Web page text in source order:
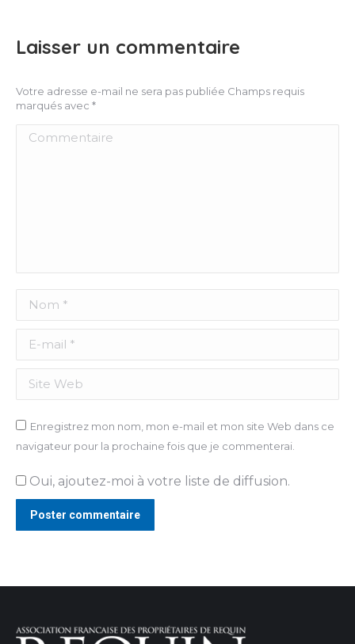
Laisser un commentaire
Votre adresse e-mail ne sera pas publiée Champs requis
marqués avec *
Commentaire
Nom *
E-mail *
Site Web
Enregistrez mon nom, mon e-mail et mon site Web dans ce
navigateur pour la prochaine fois que je commenterai.
Oui, ajoutez-moi à votre liste de diffusion.
Poster commentaire